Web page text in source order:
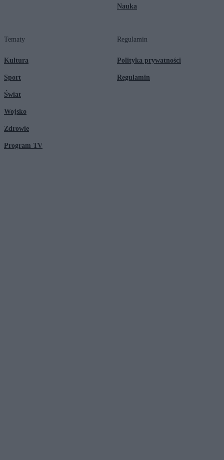
Nauka
Tematy
Kultura
Sport
Świat
Wojsko
Zdrowie
Program TV
Regulamin
Polityka prywatności
Regulamin